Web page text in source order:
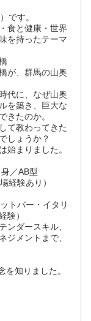
です。
食と健康・世界
を持ったテーマ
が、群馬の山奥
代に、なぜ山奥
を築き、巨大な
きたのか。
て教わってきた
しょうか？
始まりました。
／AB型
経験あり）
トバー・イタリ
験）
ンダースキル、
ジメントまで、
を知りました。